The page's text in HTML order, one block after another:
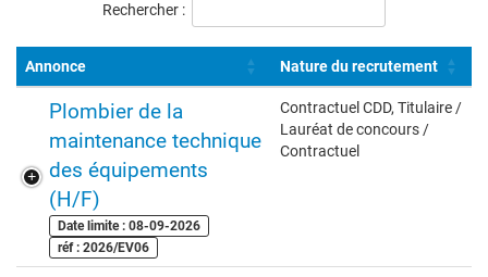
offres
Rechercher :
Annonce Nature du recrutement
Plombier de la
maintenance technique
des équipements
(H/F)
Date limite : 08-09-2026
réf : 2026/EV06
Contractuel CDD, Titulaire /
Lauréat de concours /
Contractuel